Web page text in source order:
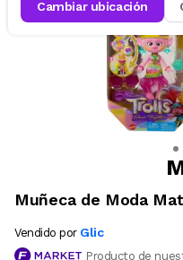
cambiar ubicación
Muñeca de Moda
Vendido por Glic
Producto de